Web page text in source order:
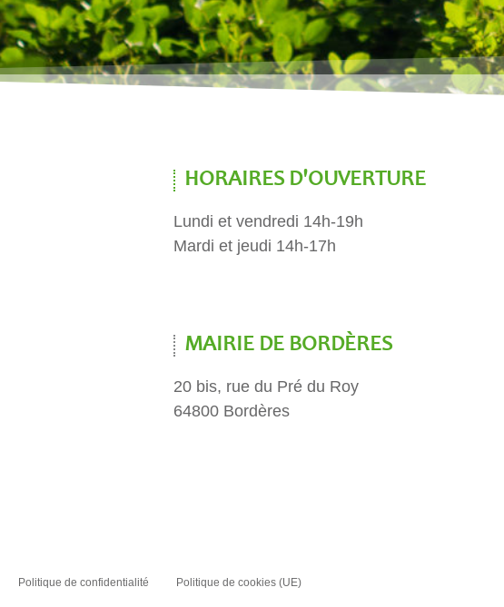
HORAIRES D'OUVERTURE
Lundi et vendredi 14h-19h
Mardi et jeudi 14h-17h
MAIRIE DE BORDÈRES
20 bis, rue du Pré du Roy
64800 Bordères
Politique de confidentialité Politique de cookies (UE)